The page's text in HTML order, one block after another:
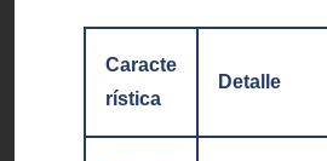
Caracte
rística
Detalle